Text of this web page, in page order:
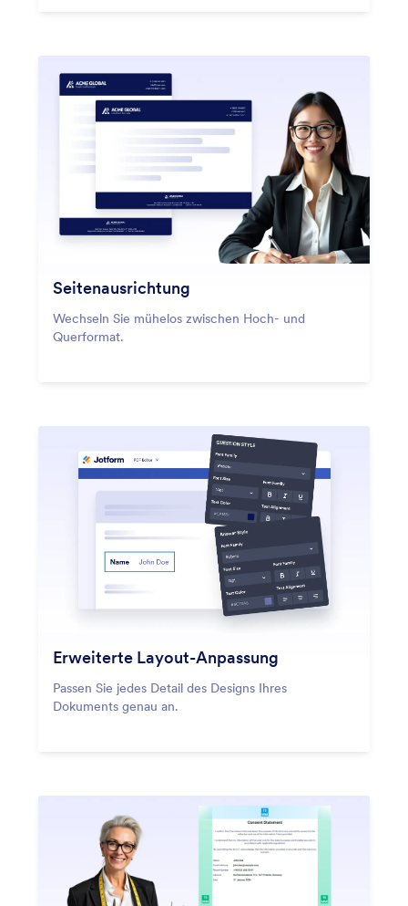
Seitenausrichtung
Wechseln Sie mühelos zwischen Hoch- und
Querformat.
Erweiterte Layout-Anpassung
Passen Sie jedes Detail des Designs Ihres
Dokuments genau an.